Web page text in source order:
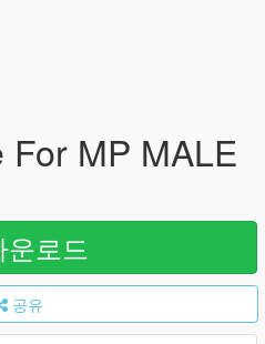
MP MALE
운로드
공유